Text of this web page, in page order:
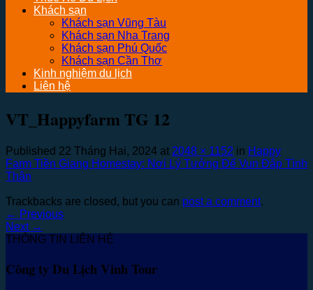
Khách sạn
Khách sạn Vũng Tàu
Khách sạn Nha Trang
Khách sạn Phú Quốc
Khách sạn Cần Thơ
Kinh nghiệm du lịch
Liên hệ
VT_Happyfarm TG 12
Published 22 Tháng Hai, 2024 at 2048 × 1152 in Happy
Farm Tiền Giang Homestay: Nơi Lý Tưởng Để Vun Đắp Tình
Thân
Trackbacks are closed, but you can post a comment.
← Previous
Next →
THÔNG TIN LIÊN HỆ
Công ty Du Lịch Vinh Tour